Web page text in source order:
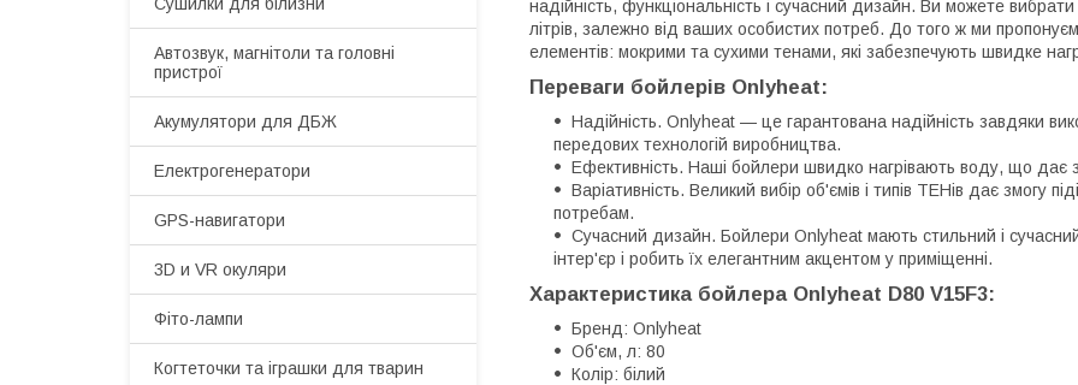
надійність, функціональність і сучасний дизайн. Ви можете
літрів, залежно від ваших особистих потреб. До того ж ми
елементів: мокрими та сухими тенами, які забезпечують швидке
Переваги бойлерів Onlyheat:
Надійність. Onlyheat — це гарантована надійність завдяки
передових технологій виробництва.
Ефективність. Наші бойлери швидко нагрівають воду, що
Варіативність. Великий вибір об'ємів і типів ТЕНів дає змогу
потребам.
Сучасний дизайн. Бойлери Onlyheat мають стильний і
інтер'єр і робить їх елегантним акцентом у приміщенні.
Характеристика бойлера Onlyheat D80 V15F3:
Бренд: Onlyheat
Об'єм, л: 80
Колір: білий
Автозвук, магнітоли та головні
пристрої
Акумулятори для ДБЖ
Електрогенератори
GPS-навигатори
3D и VR окуляри
Фіто-лампи
Когтеточки та іграшки для тварин